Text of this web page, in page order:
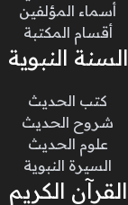
أسماء المؤلفين
أقسام المكتبة
السنة النبوية
كتب الحديث
شروح الحديث
علوم الحديث
السيرة النبوية
القرآن الكريم